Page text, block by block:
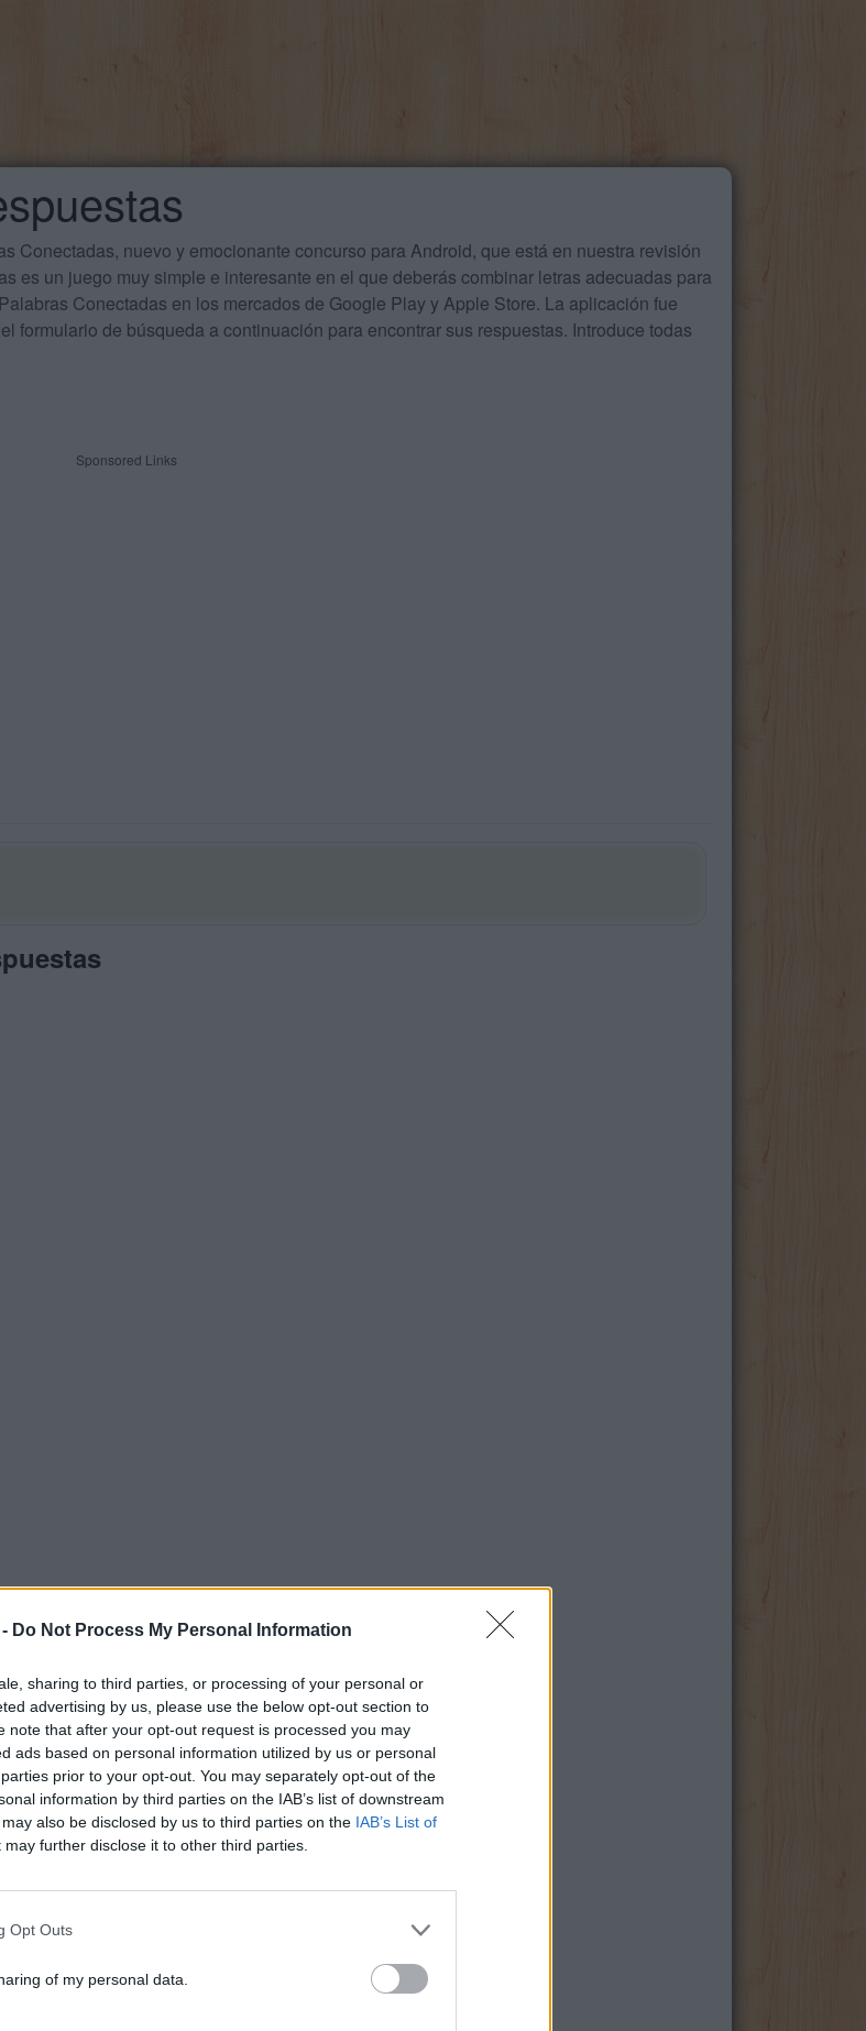
Do Not Process My Personal Information
sharing to third parties, or processing of your personal or
advertising by us, please use the below opt-out section to
note that after your opt-out request is processed you may
ads based on personal information utilized by us or personal
prior to your opt-out. You may separately opt-out of the
information by third parties on the IAB’s list of downstream
also be disclosed by us to third parties on the IAB’s List of
may further disclose it to other third parties.
Opt Outs
of my personal data.
Conectadas, nuevo y emocionante concurso para Android, que está en nuestra revisión
es un juego muy simple e interesante en el que deberás combinar letras adecuadas para
Conectadas en los mercados de Google Play y Apple Store. La aplicación fue
formulario de búsqueda a continuación para encontrar sus respuestas. Introduce todas
Sponsored Links